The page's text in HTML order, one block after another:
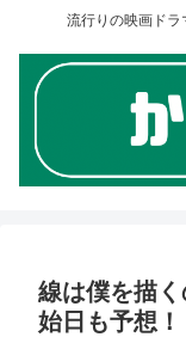
流行りの映画ドラ
線は僕を描
始日も予想！